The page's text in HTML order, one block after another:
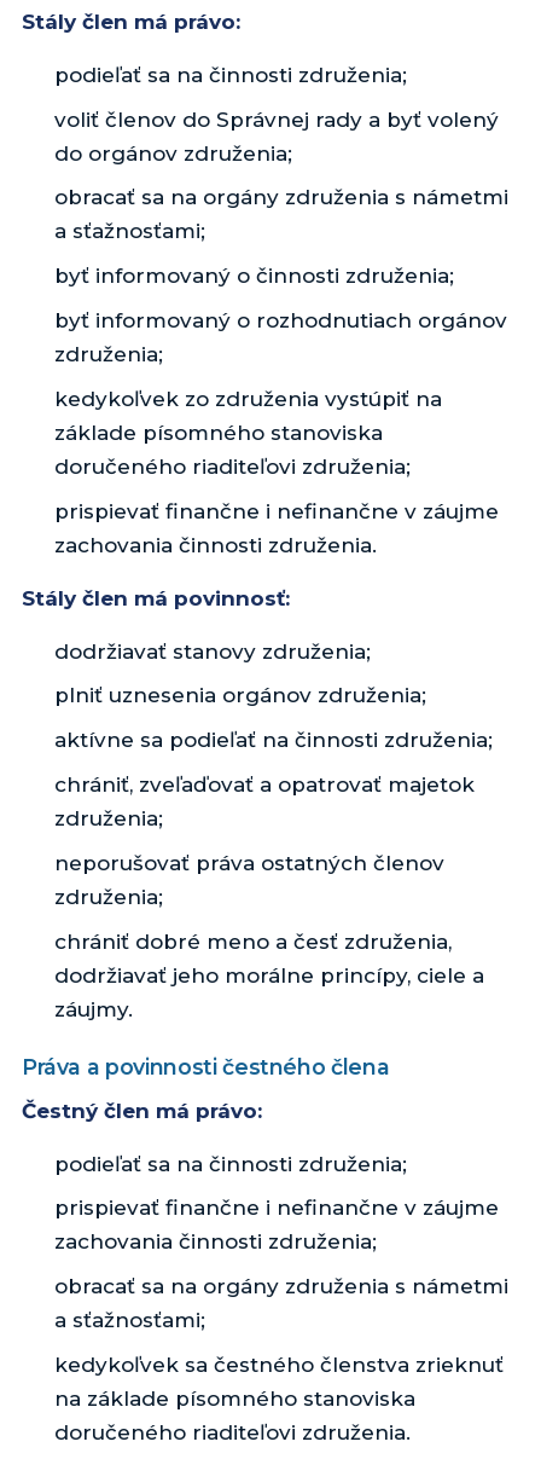
Stály člen má právo:
podieľať sa na činnosti združenia;
voliť členov do Správnej rady a byť volený
do orgánov združenia;
obracať sa na orgány združenia s námetmi
a sťažnosťami;
byť informovaný o činnosti združenia;
byť informovaný o rozhodnutiach orgánov
združenia;
kedykoľvek zo združenia vystúpiť na
základe písomného stanoviska
doručeného riaditeľovi združenia;
prispievať finančne i nefinančne v záujme
zachovania činnosti združenia.
Stály člen má povinnosť:
dodržiavať stanovy združenia;
plniť uznesenia orgánov združenia;
aktívne sa podieľať na činnosti združenia;
chrániť, zveľaďovať a opatrovať majetok
združenia;
neporušovať práva ostatných členov
združenia;
chrániť dobré meno a česť združenia,
dodržiavať jeho morálne princípy, ciele a
záujmy.
Práva a povinnosti čestného člena
Čestný člen má právo:
podieľať sa na činnosti združenia;
prispievať finančne i nefinančne v záujme
zachovania činnosti združenia;
obracať sa na orgány združenia s námetmi
a sťažnosťami;
kedykoľvek sa čestného členstva zrieknuť
na základe písomného stanoviska
doručeného riaditeľovi združenia.